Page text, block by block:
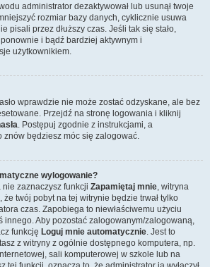
administrator dezaktywował lub usunął twoje
rozmiar bazy danych, cyklicznie usuwa
pisali przez dłuższy czas. Jeśli tak się stało,
i bądź bardziej aktywnym i
użytkownikiem.
wprawdzie nie może zostać odzyskane, ale bez
Przejdź na stronę logowania i kliknij
. Postępuj zgodnie z instrukcjami, a
znów będziesz móc się zalogować.
wylogowanie?
zaznaczysz funkcji Zapamiętaj mnie, witryna
twój pobyt na tej witrynie będzie trwał tylko
czas. Zapobiega to niewłaściwemu użyciu
innego. Aby pozostać zalogowanym/zalogowaną,
funkcję Loguj mnie automatycznie. Jest to
z witryny z ogólnie dostępnego komputera, np.
sali komputerowej w szkole lub na